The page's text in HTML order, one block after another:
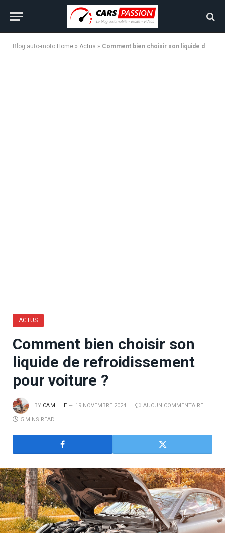
Blog auto-moto Home » Actus » Comment bien choisir son liquide de refroidissement pour voiture ?
ACTUS
Comment bien choisir son
liquide de refroidissement
pour voiture ?
BY CAMILLE 19 NOVEMBRE 2024 AUCUN COMMENTAIRE
5 MINS READ